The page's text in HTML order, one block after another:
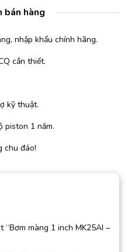
bán hàng
nhập khẩu chính hãng.
cần thiết.
kỹ thuật.
piston 1 năm.
chu đáo!
màng 1 inch MK25AI –